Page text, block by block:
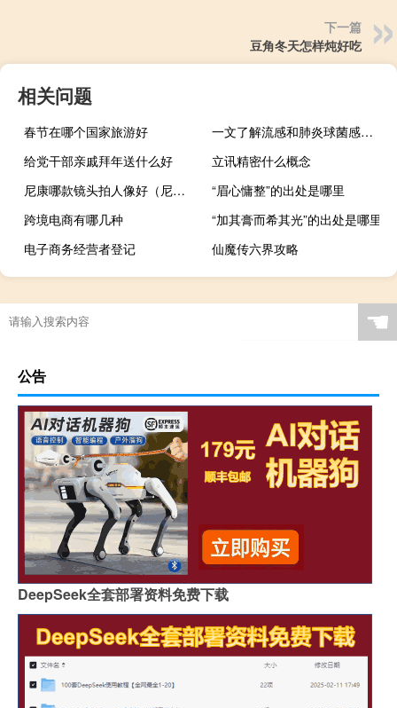
下一篇
豆角冬天怎样炖好吃
相关问题
春节在哪个国家旅游好
一文了解流感和肺炎球菌感染？建议老年人、儿童早预防！ 到底什么情况呢
给党干部亲戚拜年送什么好
立讯精密什么概念
尼康哪款镜头拍人像好（尼康拍人像最好的镜头）
“眉心慵整”的出处是哪里
跨境电商有哪几种
“加其膏而希其光”的出处是哪里
电子商务经营者登记
仙魔传六界攻略
☚
公告
DeepSeek全套部署资料免费下载